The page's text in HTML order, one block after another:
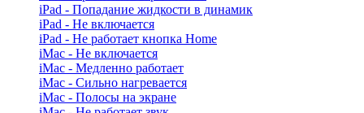
iPad - Попадание жидкости в динамик
iPad - Не включается
iPad - Не работает кнопка Home
iMac - Не включается
iMac - Медленно работает
iMac - Сильно нагревается
iMac - Полосы на экране